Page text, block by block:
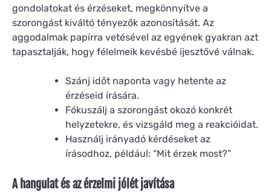
gondolatokat és érzéseket, megkönnyítve a
szorongást kiváltó tényezők azonosítását. Az
aggodalmak papírra vetésével az egyének gyakran azt
tapasztalják, hogy félelmeik kevésbé ijesztővé válnak.
Szánj időt naponta vagy hetente az
érzéseid írására.
Fókuszálj a szorongást okozó konkrét
helyzetekre, és vizsgáld meg a reakcióidat.
Használj irányadó kérdéseket az
írásodhoz, például: “Mit érzek most?”
A hangulat és az érzelmi jólét javítása